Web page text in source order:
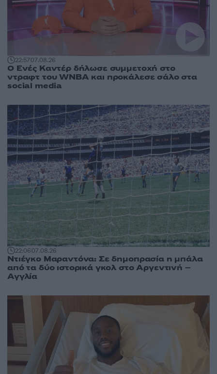
22:5707.08.26
Ο Ενές Καντέρ δήλωσε συμμετοχή στο
ντραφτ του WNBA και προκάλεσε σάλο στα
social media
22:0607.08.26
Ντιέγκο Μαραντόνα: Σε δημοπρασία η μπάλα
από τα δύο ιστορικά γκολ στο Αργεντινή –
Αγγλία